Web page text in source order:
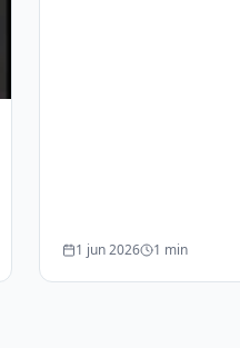
1 jun 2026 1 min